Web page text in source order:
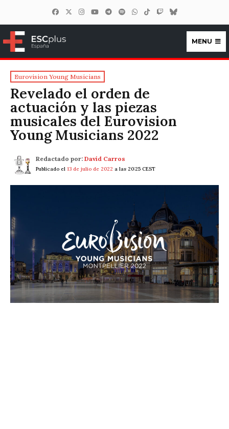
ESCplus España
MENU
Eurovision Young Musicians
Revelado el orden de
actuación y las piezas
musicales del Eurovision
Young Musicians 2022
Redactado por: David Carros
Publicado el 13 de julio de 2022 a las 20:25 CEST